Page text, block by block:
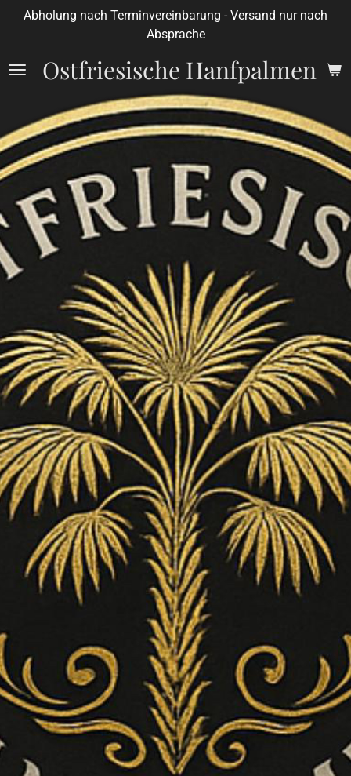
Zum
Ostfriesische Hanfpalmen
Abholung nach Terminvereinbarung - Versand nur nach
Absprache